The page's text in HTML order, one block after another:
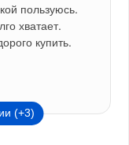
пользуюсь.
хватает.
купить.
(+3)